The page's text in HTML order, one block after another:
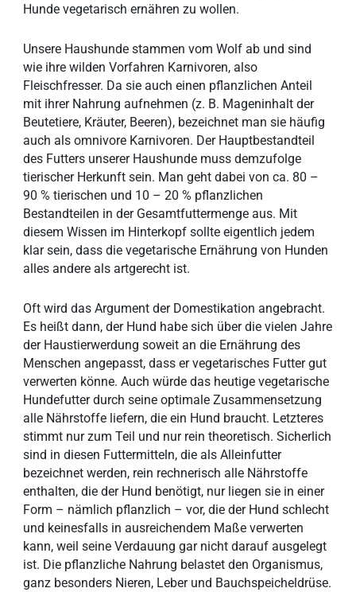
Hunde vegetarisch ernähren zu wollen.
Unsere Haushunde stammen vom Wolf ab und sind
wie ihre wilden Vorfahren Karnivoren, also
Fleischfresser. Da sie auch einen pflanzlichen Anteil
mit ihrer Nahrung aufnehmen (z. B. Mageninhalt der
Beutetiere, Kräuter, Beeren), bezeichnet man sie häufig
auch als omnivore Karnivoren. Der Hauptbestandteil
des Futters unserer Haushunde muss demzufolge
tierischer Herkunft sein. Man geht dabei von ca. 80 –
90 % tierischen und 10 – 20 % pflanzlichen
Bestandteilen in der Gesamtfuttermenge aus. Mit
diesem Wissen im Hinterkopf sollte eigentlich jedem
klar sein, dass die vegetarische Ernährung von Hunden
alles andere als artgerecht ist.
Oft wird das Argument der Domestikation angebracht.
Es heißt dann, der Hund habe sich über die vielen Jahre
der Haustierwerdung soweit an die Ernährung des
Menschen angepasst, dass er vegetarisches Futter gut
verwerten könne. Auch würde das heutige vegetarische
Hundefutter durch seine optimale Zusammensetzung
alle Nährstoffe liefern, die ein Hund braucht. Letzteres
stimmt nur zum Teil und nur rein theoretisch. Sicherlich
sind in diesen Futtermitteln, die als Alleinfutter
bezeichnet werden, rein rechnerisch alle Nährstoffe
enthalten, die der Hund benötigt, nur liegen sie in einer
Form – nämlich pflanzlich – vor, die der Hund schlecht
und keinesfalls in ausreichendem Maße verwerten
kann, weil seine Verdauung gar nicht darauf ausgelegt
ist. Die pflanzliche Nahrung belastet den Organismus,
ganz besonders Nieren, Leber und Bauchspeicheldrüse.